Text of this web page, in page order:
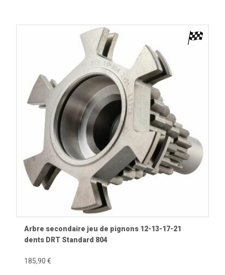
Arbre secondaire jeu de pignons 12-13-17-21
dents DRT Standard 804
185,90 €